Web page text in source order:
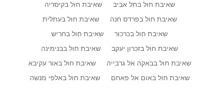
שאיבת חול בתל אביב
שאיבת חול בקיסריה
שאיבת חול בפרדס חנה
שאיבת חול בעתלית
שאיבת חול בכרכור
שאיבת חול בחריש
שאיבת חול בזכרון יעקב
שאיבת חול בבנימינה
שאיבת חול בבאקה אל גרבייה
שאיבת חול באור עקיבא
שאיבת חול באום אל פאחם
שאיבת חול באלפי מנשה